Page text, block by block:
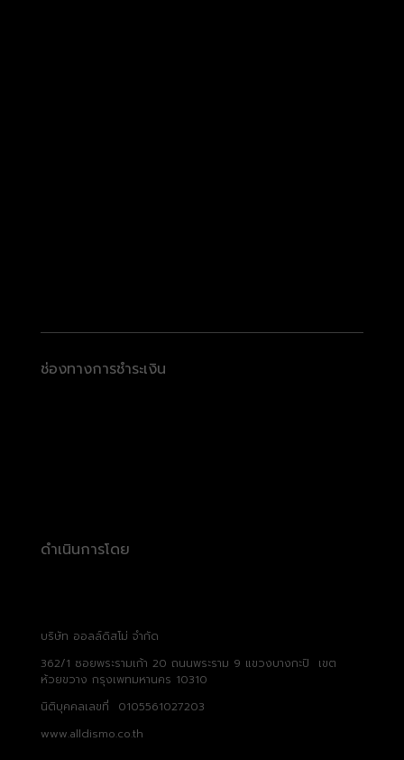
ช่องทางการชำระเงิน
ดำเนินการโดย
บริษัท ออลล์ดิสโม่ จำกัด
362/1 ซอยพระรามเก้า 20 ถนนพระราม 9 แขวงบางกะปิ เขต
ห้วยขวาง กรุงเพทมหานคร 10310
นิติบุคคลเลขที่ 0105561027203
www.alldismo.co.th